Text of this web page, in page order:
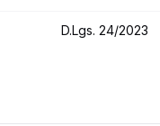
D.Lgs. 24/2023